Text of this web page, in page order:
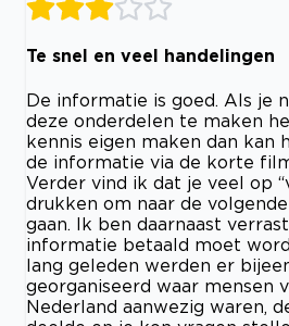
Te snel en veel handelingen
De informatie is goed. Als je
deze onderdelen te maken
kennis eigen maken dan kan
de informatie via de korte
Verder vind ik dat je veel op
drukken om naar de
gaan. Ik ben daarnaast
informatie betaald moet
lang geleden werden er
georganiseerd waar mensen
Nederland aanwezig waren,